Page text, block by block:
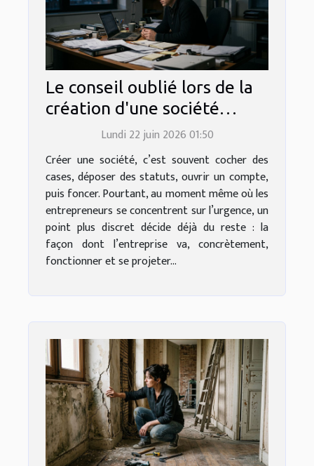
Le conseil oublié lors de la
création d'une société
qu’aucun expert ne
mentionne
Lundi 22 juin 2026 01:50
Créer une société, c’est souvent cocher des
cases, déposer des statuts, ouvrir un compte,
puis foncer. Pourtant, au moment même où les
entrepreneurs se concentrent sur l’urgence, un
point plus discret décide déjà du reste : la
façon dont l’entreprise va, concrètement,
fonctionner et se projeter...